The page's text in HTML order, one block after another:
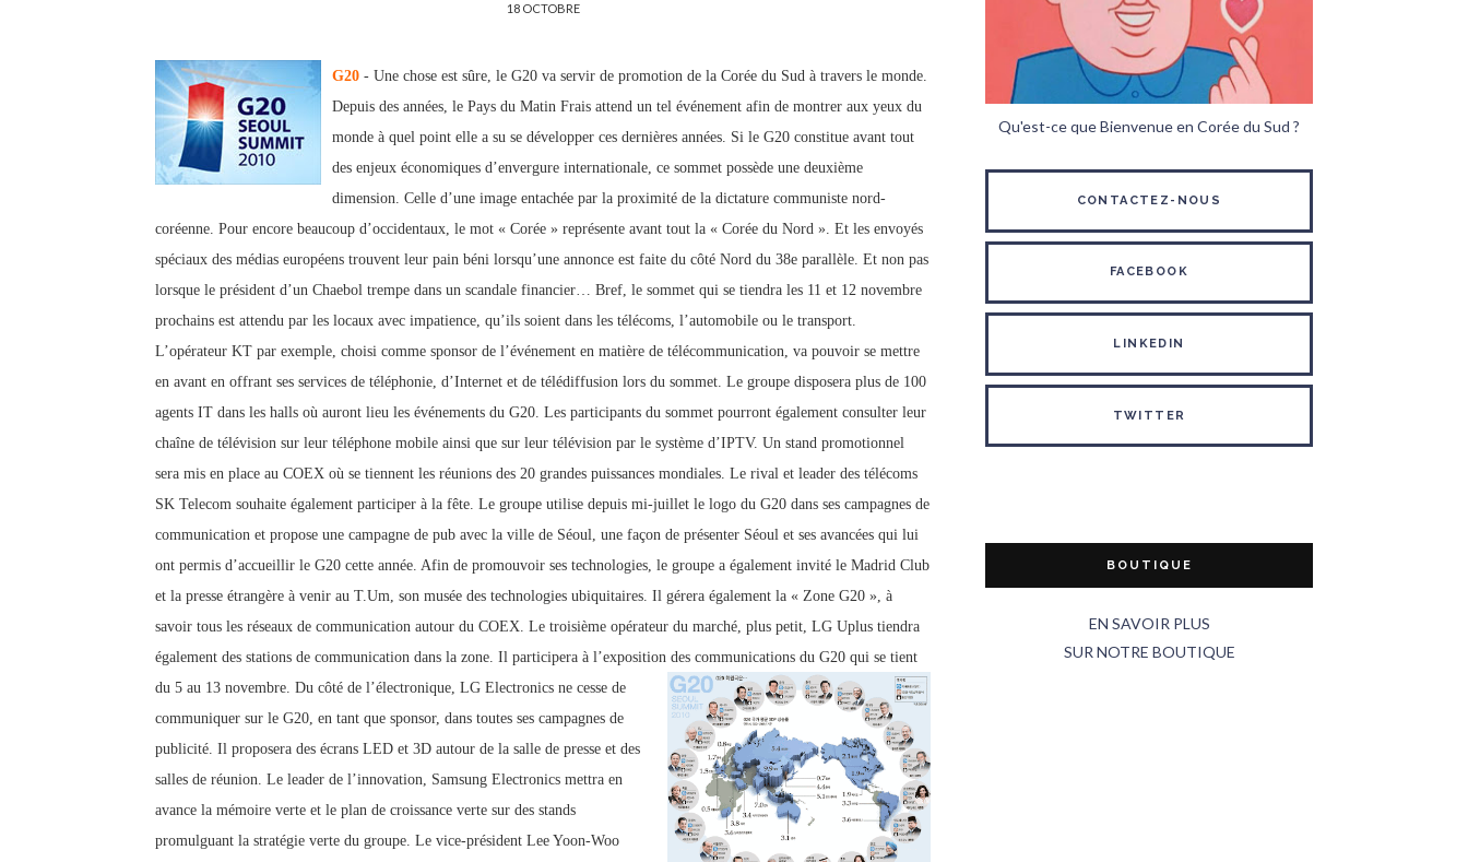
18 OCTOBRE
G20 - Une chose est sûre, le G20 va servir de promotion de la Corée du Sud à travers le monde.
Depuis des années, le Pays du Matin Frais attend un tel événement afin de montrer aux yeux du
monde à quel point elle a su se développer ces dernières années. Si le G20 constitue avant tout
des enjeux économiques d’envergure internationale, ce sommet possède une deuxième
dimension. Celle d’une image entachée par la proximité de la dictature communiste nord-
coréenne. Pour encore beaucoup d’occidentaux, le mot « Corée » représente avant tout la « Corée du Nord ». Et les envoyés
spéciaux des médias européens trouvent leur pain béni lorsqu’une annonce est faite du côté Nord du 38e parallèle. Et non pas
lorsque le président d’un Chaebol trempe dans un scandale financier… Bref, le sommet qui se tiendra les 11 et 12 novembre
prochains est attendu par les locaux avec impatience, qu’ils soient dans les télécoms, l’automobile ou le transport.
L’opérateur KT par exemple, choisi comme sponsor de l’événement en matière de télécommunication, va pouvoir se mettre
en avant en offrant ses services de téléphonie, d’Internet et de télédiffusion lors du sommet. Le groupe disposera plus de 100
agents IT dans les halls où auront lieu les événements du G20. Les participants du sommet pourront également consulter leur
chaîne de télévision sur leur téléphone mobile ainsi que sur leur télévision par le système d’IPTV. Un stand promotionnel
sera mis en place au COEX où se tiennent les réunions des 20 grandes puissances mondiales. Le rival et leader des télécoms
SK Telecom souhaite également participer à la fête. Le groupe utilise depuis mi-juillet le logo du G20 dans ses campagnes de
communication et propose une campagne de pub avec la ville de Séoul, une façon de présenter Séoul et ses avancées qui lui
ont permis d’accueillir le G20 cette année. Afin de promouvoir ses technologies, le groupe a également invité le Madrid Club
et la presse étrangère à venir au T.Um, son musée des technologies ubiquitaires. Il gérera également la « Zone G20 », à
savoir tous les réseaux de communication autour du COEX. Le troisième opérateur du marché, plus petit, LG Uplus tiendra
également des stations de communication dans la zone. Il participera à l’exposition des communications du G20 qui se tient
du 5 au 13 novembre. Du côté de l’électronique, LG Electronics ne cesse de
communiquer sur le G20, en tant que sponsor, dans toutes ses campagnes de
publicité. Il proposera des écrans LED et 3D autour de la salle de presse et des
salles de réunion. Le leader de l’innovation, Samsung Electronics mettra en
avance la mémoire verte et le plan de croissance verte sur des stands
promulguant la stratégie verte du groupe. Le vice-président Lee Yoon-Woo
Qu'est-ce que Bienvenue en Corée du Sud ?
CONTACTEZ-NOUS
FACEBOOK
LINKEDIN
TWITTER
BOUTIQUE
EN SAVOIR PLUS
SUR NOTRE BOUTIQUE